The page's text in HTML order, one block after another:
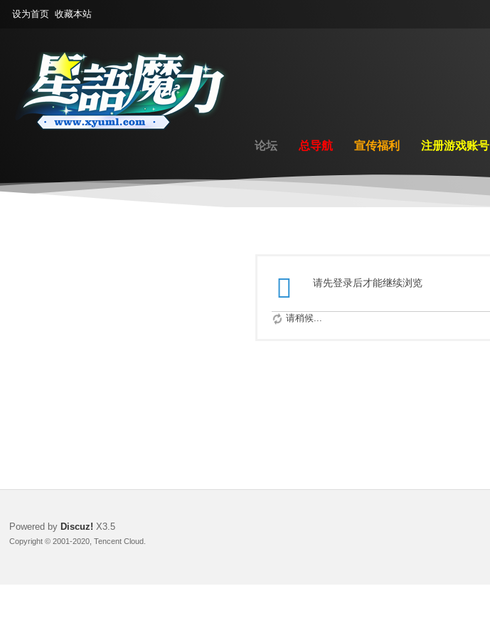
设为首页 收藏本站
论坛 总导航 宣传福利 注册游戏账号
请先登录后才能继续浏览
请稍候...
Powered by Discuz! X3.5
Copyright © 2001-2020, Tencent Cloud.